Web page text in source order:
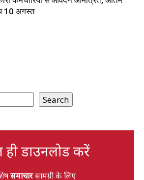
10 अगस्त
Search
डाउनलोड करें
समाचारसामग्री के लिए